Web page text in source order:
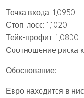
Точка входа: 1,0950
Стоп-лосс: 1,1020
Тейк-профит: 1,0800
Соотношение риска
Обоснование:
Евро находится в